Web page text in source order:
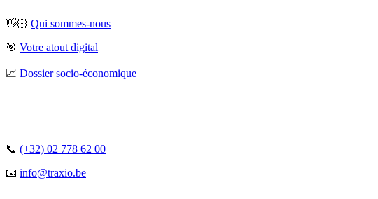
👋🏻 Qui sommes-nous
🎯 Votre atout digital
📈 Dossier socio-économique
📞 (+32) 02 778 62 00
📧 info@traxio.be